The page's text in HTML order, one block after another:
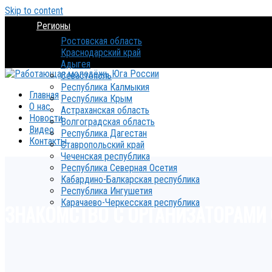
Skip to content
Регионы
Ростовская область
Краснодарский край
Адыгея
Севастополь
Республика Калмыкия
Республика Крым
Астраханская область
Волгоградская область
Республика Дагестан
Ставропольский край
Чеченская республика
Республика Северная Осетия
Кабардино-Балкарская республика
Республика Ингушетия
Карачаево-Черкесская республика
Главная
О нас
Новости
Видео
Контакты
ЗНАКОМСТВО С